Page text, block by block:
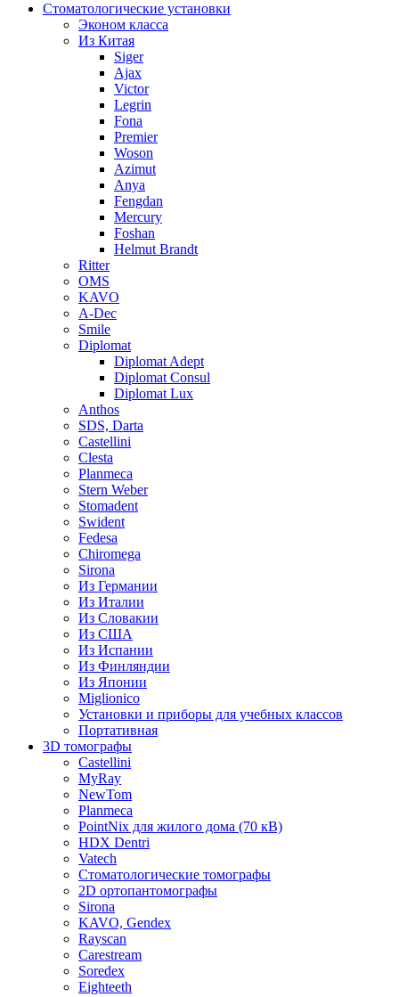
Стоматологические установки
Эконом класса
Из Китая
Siger
Ajax
Victor
Legrin
Fona
Premier
Woson
Azimut
Anya
Fengdan
Mercury
Foshan
Helmut Brandt
Ritter
OMS
KAVO
A-Dec
Smile
Diplomat
Diplomat Adept
Diplomat Consul
Diplomat Lux
Anthos
SDS, Darta
Castellini
Clesta
Planmeca
Stern Weber
Stomadent
Swident
Fedesa
Chiromega
Sirona
Из Германии
Из Италии
Из Словакии
Из США
Из Испании
Из Финляндии
Из Японии
Miglionico
Установки и приборы для учебных классов
Портативная
3D томографы
Castellini
MyRay
NewTom
Planmeca
PointNix для жилого дома (70 кВ)
HDX Dentri
Vatech
Стоматологические томографы
2D ортопантомографы
Sirona
KAVO, Gendex
Rayscan
Carestream
Soredex
Eighteeth